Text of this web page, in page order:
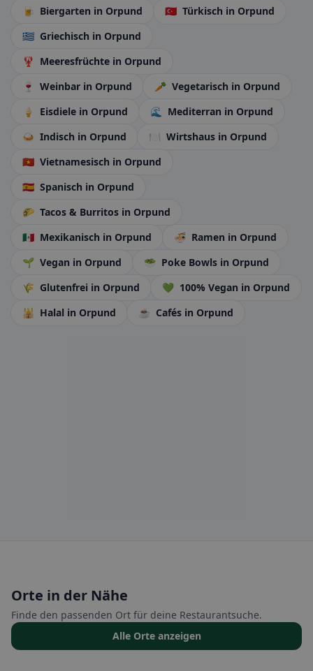
🍺 Biergarten in Orpund 🇹🇷 Türkisch in Orpund
🇬🇷 Griechisch in Orpund
🦞 Meeresfrüchte in Orpund
🍷
Weinbar in Orpund 🥕 Vegetarisch in Orpund
🍦
Eisdiele in Orpund 🌊 Mediterran in Orpund
🍛 Indisch in Orpund 🍽️ Wirtshaus in Orpund
🇻🇳 Vietnamesisch in Orpund
🇪🇸 Spanisch in Orpund
🌮 Tacos & Burritos in Orpund
🇲🇽 Mexikanisch in Orpund 🍜 Ramen in Orpund
🌱 Vegan in Orpund 🥗 Poke Bowls in Orpund
🌾 Glutenfrei in Orpund 💚 100% Vegan in Orpund
🕌 Halal in Orpund ☕ Cafés in Orpund
Orte in der Nähe
Finde den passenden Ort für deine Restaurantsuche.
Alle Orte anzeigen